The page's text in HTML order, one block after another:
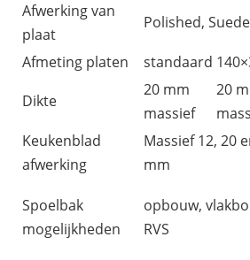
was:
Afwerking van
plaat
Polished,
Afmeting platen
standaard
Dikte
20 mm
massief
20
Keukenblad
afwerking
Massief 12, 20
mm
Spoelbak
mogelijkheden
opbouw,
RVS